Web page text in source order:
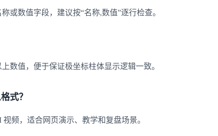
或数值字段，建议按“名称,数值”逐行检查。
数值，便于保证极坐标柱体显示逻辑一致。
式？
视频，适合网页演示、教学和复盘场景。